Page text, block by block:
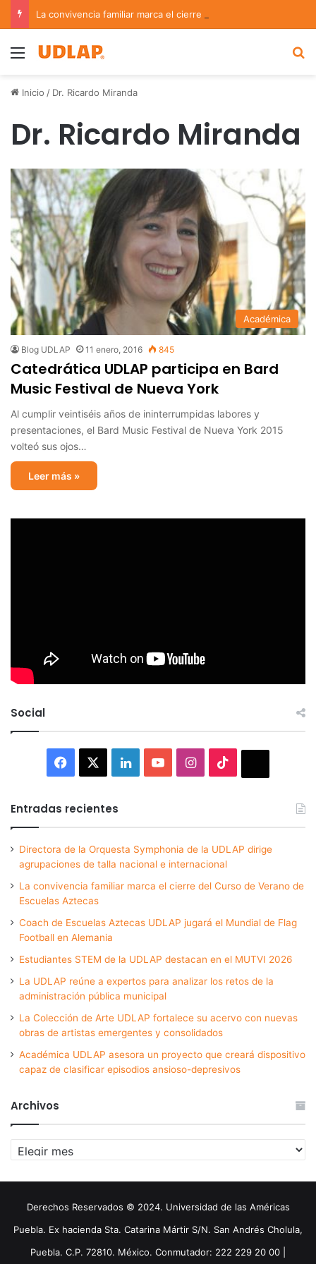
Menu
Inicio / Dr. Ricardo Miranda
Dr. Ricardo Miranda
Académica
Blog UDLAP 11 enero, 2016 845
Catedrática UDLAP participa en Bard
Music Festival de Nueva York
Al cumplir veintiséis años de ininterrumpidas labores y
presentaciones, el Bard Music Festival de Nueva York 2015
volteó sus ojos…
Leer más »
Social
Facebook LinkedInYouTubeInstagram
Entradas recientes
Directora de la Orquesta Symphonia de la UDLAP dirige
agrupaciones de talla nacional e internacional
La convivencia familiar marca el cierre del Curso de Verano de
Escuelas Aztecas
Coach de Escuelas Aztecas UDLAP jugará el Mundial de Flag
Football en Alemania
Estudiantes STEM de la UDLAP destacan en el MUTVI 2026
La UDLAP reúne a expertos para analizar los retos de la
administración pública municipal
La Colección de Arte UDLAP fortalece su acervo con nuevas
obras de artistas emergentes y consolidados
Académica UDLAP asesora un proyecto que creará dispositivo
capaz de clasificar episodios ansioso-depresivos
Archivos
Archivos
Derechos Reservados © 2024. Universidad de las Américas
Puebla. Ex hacienda Sta. Catarina Mártir S/N. San Andrés Cholula,
Puebla. C.P. 72810. México. Conmutador: 222 229 20 00 |